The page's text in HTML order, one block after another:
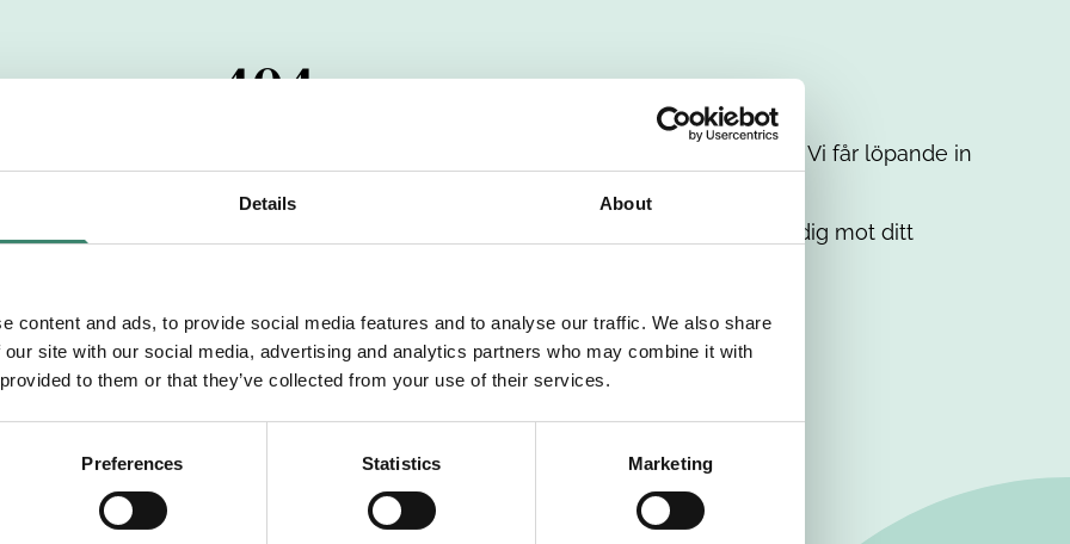
Details About
content and ads, to provide social media features and to analyse our traffic. We also share
site with our social media, advertising and analytics partners who may combine it with
to them or that they’ve collected from your use of their services.
Preferences Statistics Marketing
404
har passerats. Vi uppskattar verkligen ditt intresse. Misströsta inte. Vi får löpande in
dig med mer information om våra aktuella uppdrag. Tillsammans matchar vi dig mot ditt
Tillbaka till Sverek